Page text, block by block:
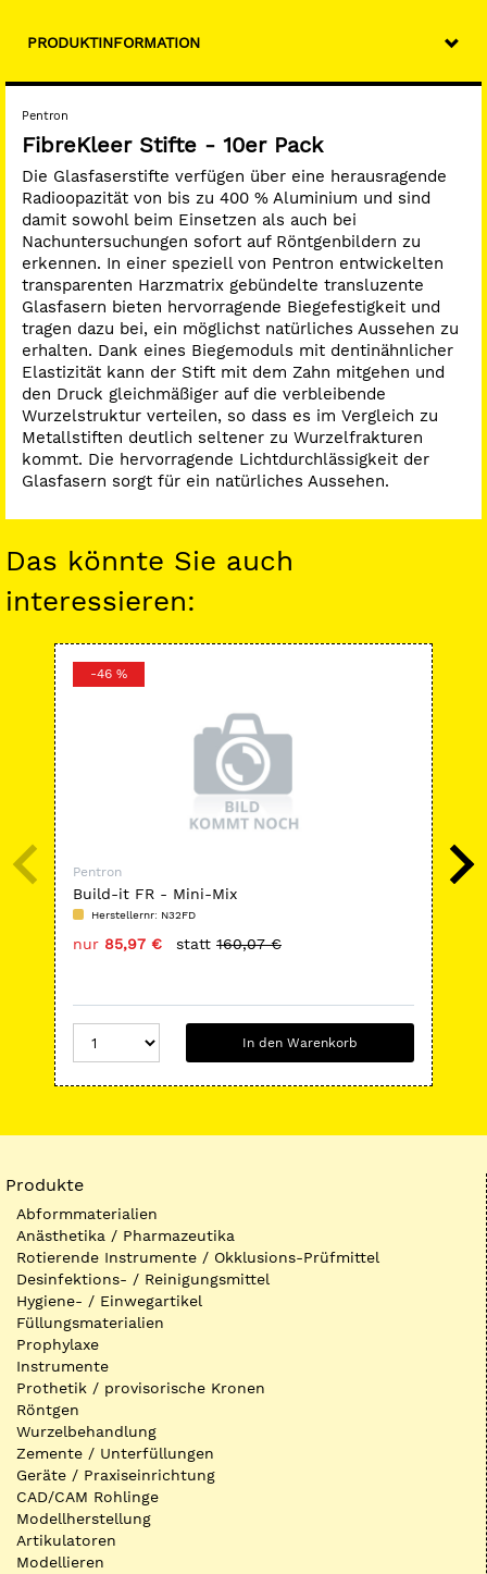
PRODUKTINFORMATION
Pentron
FibreKleer Stifte - 10er Pack
Die Glasfaserstifte verfügen über eine herausragende
Radioopazität von bis zu 400 % Aluminium und sind
damit sowohl beim Einsetzen als auch bei
Nachuntersuchungen sofort auf Röntgenbildern zu
erkennen. In einer speziell von Pentron entwickelten
transparenten Harzmatrix gebündelte transluzente
Glasfasern bieten hervorragende Biegefestigkeit und
tragen dazu bei, ein möglichst natürliches Aussehen zu
erhalten. Dank eines Biegemoduls mit dentinähnlicher
Elastizität kann der Stift mit dem Zahn mitgehen und
den Druck gleichmäßiger auf die verbleibende
Wurzelstruktur verteilen, so dass es im Vergleich zu
Metallstiften deutlich seltener zu Wurzelfrakturen
kommt. Die hervorragende Lichtdurchlässigkeit der
Glasfasern sorgt für ein natürliches Aussehen.
Das könnte Sie auch
interessieren:
-46 %
Pentron
Build-it FR - Mini-Mix
Herstellernr: N32FD
nur 85,97 € statt 160,07 €
In den Warenkorb
Produkte
Abformmaterialien
Anästhetika / Pharmazeutika
Rotierende Instrumente / Okklusions-Prüfmittel
Desinfektions- / Reinigungsmittel
Hygiene- / Einwegartikel
Füllungsmaterialien
Prophylaxe
Instrumente
Prothetik / provisorische Kronen
Röntgen
Wurzelbehandlung
Zemente / Unterfüllungen
Geräte / Praxiseinrichtung
CAD/CAM Rohlinge
Modellherstellung
Artikulatoren
Modellieren